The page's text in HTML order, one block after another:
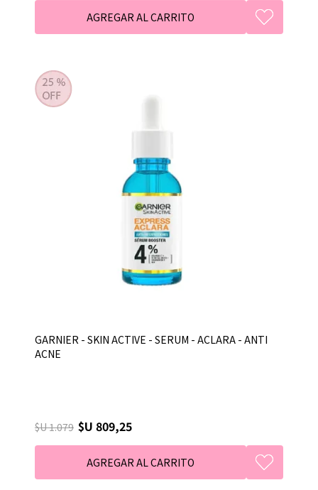
GARNIER - SKIN ACTIVE - SERUM - ACLARA - ANTI
ACNE
$U 1.079 $U 809,25